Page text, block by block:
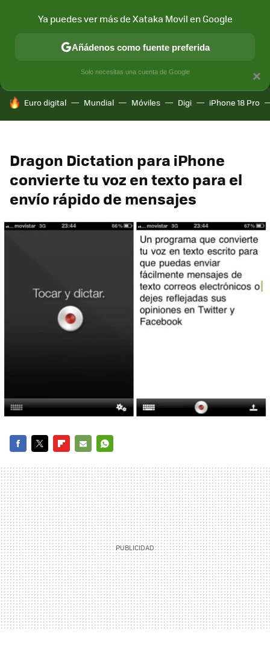
MÓVIL Y SOCIEDAD APLICACIONES
HOY SE HABLA DE
Euro digital Mundial Móviles Digi iPhone 18 Pro
Dragon Dictation para iPhone
convierte tu voz en texto para el
envío rápido de mensajes
MAIL
×
Ya puedes ver más de Xataka Movil en Google
Añádenos como fuente preferida
Solo necesitas una cuenta de Google